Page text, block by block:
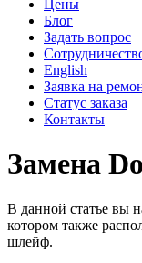
Цены
Блог
Задать вопрос
English
Заявка на
Статус заказа
Контакты
Замена
В данной статье вы
котором также
шлейф.